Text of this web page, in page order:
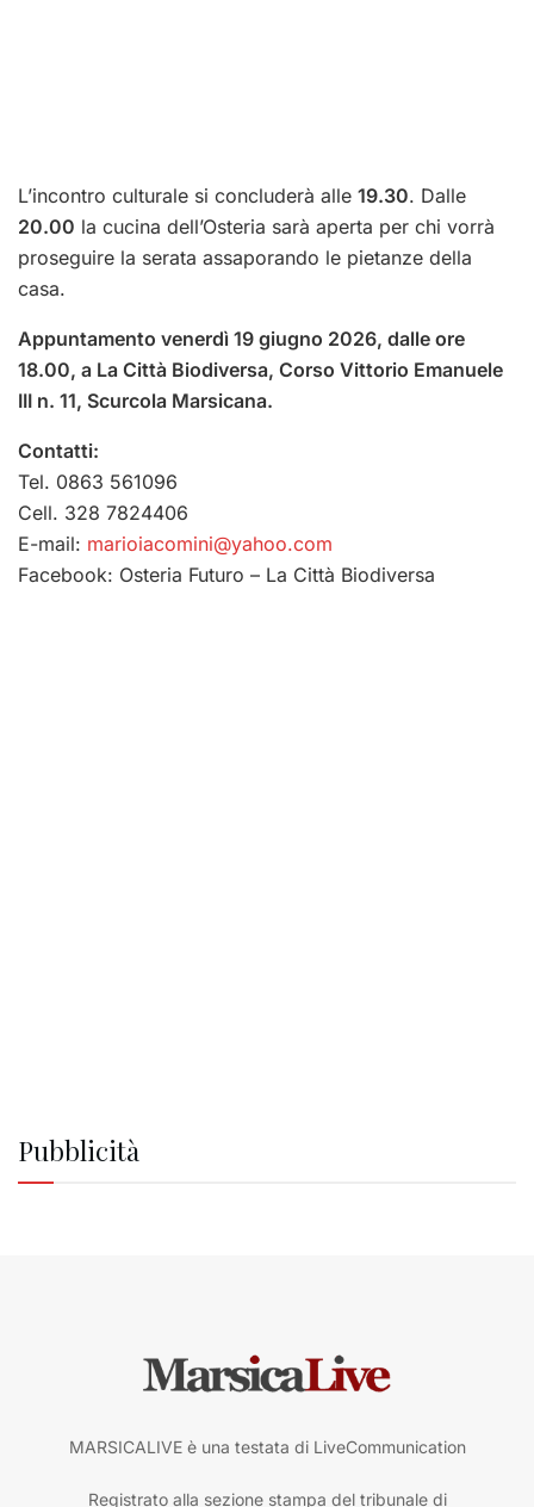
L’incontro culturale si concluderà alle 19.30. Dalle
20.00 la cucina dell’Osteria sarà aperta per chi vorrà
proseguire la serata assaporando le pietanze della
casa.
Appuntamento venerdì 19 giugno 2026, dalle ore
18.00, a La Città Biodiversa, Corso Vittorio Emanuele
III n. 11, Scurcola Marsicana.
Contatti:
Tel. 0863 561096
Cell. 328 7824406
E-mail: marioiacomini@yahoo.com
Facebook: Osteria Futuro – La Città Biodiversa
Pubblicità
MARSICALIVE è una testata di LiveCommunication
Registrato alla sezione stampa del tribunale di